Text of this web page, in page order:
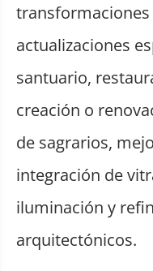
actualizaciones
santuario,
creación o
de sagrarios,
integración de
iluminación y
arquitectónicos.